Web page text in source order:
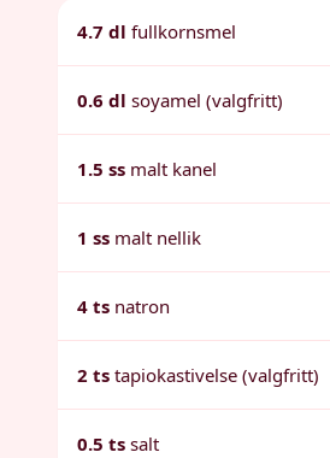
4.7 dl fullkornsmel
0.6 dl soyamel (valgfritt)
1.5 ss malt kanel
1 ss malt nellik
4 ts natron
2 ts tapiokastivelse (valgfritt)
0.5 ts salt